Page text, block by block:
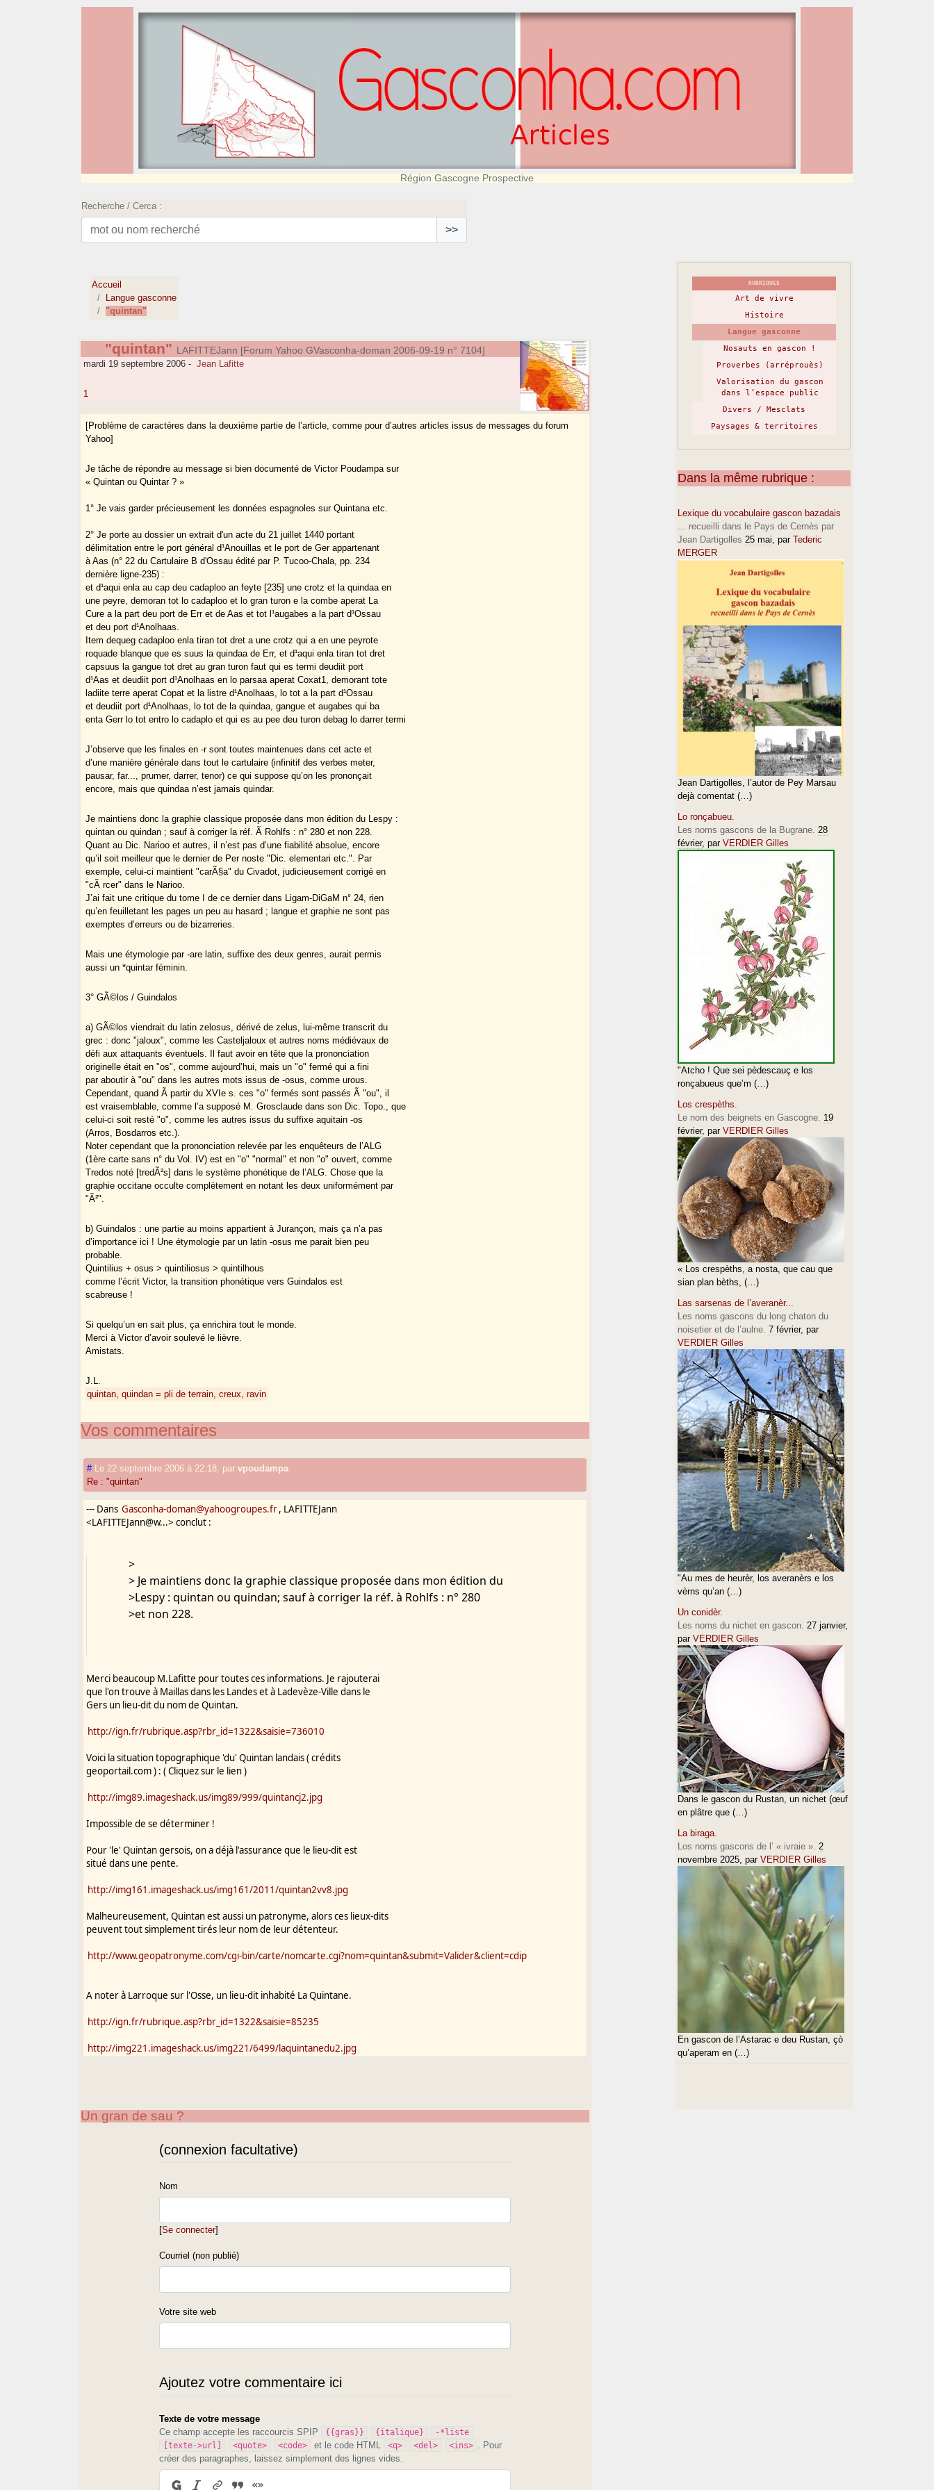
Région Gascogne Prospective
Recherche / Cerca :
>>
Accueil
Langue gasconne
"quintan"
"quintan" LAFITTEJann [Forum Yahoo GVasconha-doman 2006-09-19 n° 7104]
mardi 19 septembre 2006 - Jean Lafitte
1
[Problème de caractères dans la deuxième partie de l’article, comme pour d’autres articles issus de messages du forum
Yahoo]
Je tâche de répondre au message si bien documenté de Victor Poudampa sur
« Quintan ou Quintar ? »
1° Je vais garder précieusement les données espagnoles sur Quintana etc.
2° Je porte au dossier un extrait d'un acte du 21 juillet 1440 portant
délimitation entre le port général d¹Anouillas et le port de Ger appartenant
à Aas (n° 22 du Cartulaire B d'Ossau édité par P. Tucoo-Chala, pp. 234
dernière ligne-235) :
et d¹aqui enla au cap deu cadaploo an feyte [235] une crotz et la quindaa en
une peyre, demoran tot lo cadaploo et lo gran turon e la combe aperat La
Cure a la part deu port de Err et de Aas et tot l¹augabes a la part d¹Ossau
et deu port d¹Anolhaas.
Item dequeg cadaploo enla tiran tot dret a une crotz qui a en une peyrote
roquade blanque que es suus la quindaa de Err, et d¹aqui enla tiran tot dret
capsuus la gangue tot dret au gran turon faut qui es termi deudiit port
d¹Aas et deudiit port d¹Anolhaas en lo parsaa aperat Coxat1, demorant tote
ladiite terre aperat Copat et la listre d¹Anolhaas, lo tot a la part d¹Ossau
et deudiit port d¹Anolhaas, lo tot de la quindaa, gangue et augabes qui ba
enta Gerr lo tot entro lo cadaplo et qui es au pee deu turon debag lo darrer termi
J’observe que les finales en -r sont toutes maintenues dans cet acte et
d’une manière générale dans tout le cartulaire (infinitif des verbes meter,
pausar, far..., prumer, darrer, tenor) ce qui suppose qu’on les prononçait
encore, mais que quindaa n’est jamais quindar.
Je maintiens donc la graphie classique proposée dans mon édition du Lespy :
quintan ou quindan ; sauf à corriger la réf. Ã Rohlfs : n° 280 et non 228.
Quant au Dic. Narioo et autres, il n’est pas d’une fiabilité absolue, encore
qu’il soit meilleur que le dernier de Per noste "Dic. elementari etc.". Par
exemple, celui-ci maintient "carÃ§a" du Civadot, judicieusement corrigé en
"cÃ rcer" dans le Narioo.
J’ai fait une critique du tome I de ce dernier dans Ligam-DiGaM n° 24, rien
qu’en feuilletant les pages un peu au hasard ; langue et graphie ne sont pas
exemptes d’erreurs ou de bizarreries.
Mais une étymologie par -are latin, suffixe des deux genres, aurait permis
aussi un *quintar féminin.
3° GÃ©los / Guindalos
a) GÃ©los viendrait du latin zelosus, dérivé de zelus, lui-même transcrit du
grec : donc "jaloux", comme les Casteljaloux et autres noms médiévaux de
défi aux attaquants éventuels. Il faut avoir en tête que la prononciation
originelle était en "os", comme aujourd’hui, mais un "o" fermé qui a fini
par aboutir à "ou" dans les autres mots issus de -osus, comme urous.
Cependant, quand Ã partir du XVIe s. ces "o" fermés sont passés Ã "ou", il
est vraisemblable, comme l’a supposé M. Grosclaude dans son Dic. Topo., que
celui-ci soit resté "o", comme les autres issus du suffixe aquitain -os
(Arros, Bosdarros etc.).
Noter cependant que la prononciation relevée par les enquêteurs de l’ALG
(1ère carte sans n° du Vol. IV) est en "o" "normal" et non "o" ouvert, comme
Tredos noté [tredÃ²s] dans le système phonétique de l’ALG. Chose que la
graphie occitane occulte complètement en notant les deux uniformément par
"Ã²".
b) Guindalos : une partie au moins appartient à Jurançon, mais ça n’a pas
d’importance ici ! Une étymologie par un latin -osus me parait bien peu
probable.
Quintilius + osus > quintiliosus > quintilhous
comme l’écrit Victor, la transition phonétique vers Guindalos est
scabreuse !
Si quelqu’un en sait plus, ça enrichira tout le monde.
Merci à Victor d’avoir soulevé le lièvre.
Amistats.
J.L.
quintan, quindan = pli de terrain, creux, ravin
Vos commentaires
# Le 22 septembre 2006 à 22:18 parvpoudampa
Re : "quintan"
--- Dans Gasconha-doman@yahoogroupes.fr, LAFITTEJann
<LAFITTEJann@w...> conclut :
>
> Je maintiens donc la graphie classique proposée dans mon édition du
>Lespy : quintan ou quindan; sauf à corriger la réf. à Rohlfs : n° 280
>et non 228.
Merci beaucoup M.Lafitte pour toutes ces informations. Je rajouterai
que l'on trouve à Maillas dans les Landes et à Ladevèze-Ville dans le
Gers un lieu-dit du nom de Quintan.
http://ign.fr/rubrique.asp?rbr_id=1322&saisie=736010
Voici la situation topographique 'du' Quintan landais ( crédits
geoportail.com ) : ( Cliquez sur le lien )
http://img89.imageshack.us/img89/999/quintancj2.jpg
Impossible de se déterminer !
Pour 'le' Quintan gersois, on a déjà l'assurance que le lieu-dit est
situé dans une pente.
http://img161.imageshack.us/img161/2011/quintan2vv8.jpg
Malheureusement, Quintan est aussi un patronyme, alors ces lieux-dits
peuvent tout simplement tirés leur nom de leur détenteur.
http://www.geopatronyme.com/cgi-bin/carte/nomcarte.cgi?nom=quintan&submit=Valider&client=cdip
A noter à Larroque sur l'Osse, un lieu-dit inhabité La Quintane.
http://ign.fr/rubrique.asp?rbr_id=1322&saisie=85235
http://img221.imageshack.us/img221/6499/laquintanedu2.jpg
Quintane. A vérifier sur le terrain en supposant que Quintan de
Ladevèze est un toponyme descriptif.
Quintan dans les Landes semble masculin du fait du lieu-dit adjacent
domaine de Quintius aurait donné Quinsan. Quintus alors ? Je ne sais
pas si c'est moi mais sur cette vue du ciel du Quintan et du petit
http://img80.imageshack.us/img80/925/quintan3uj6.jpg
Un gran de sau ?
(connexion facultative)
Nom
[Se connecter]
Courriel (non publié)
Votre site web
Ajoutez votre commentaire ici
Texte de votre message
Ce champ accepte les raccourcis SPIP
{{gras}} {italique}
-*liste
[texte->url]
<quote> <code> et le code HTML <q> <del> <ins>
. Pour
créer des paragraphes, laissez simplement des lignes vides.
RUBRIQUES
Art de vivre
Histoire
Langue gasconne
Nosauts en gascon !
Proverbes (arréprouès)
Valorisation du gascon
dans l’espace public
Divers / Mesclats
Paysages & territoires
Dans la même rubrique :
Lexique du vocabulaire gascon bazadais
... recueilli dans le Pays de Cernès par
Jean Dartigolles 25 mai, par Tederic
MERGER
Jean Dartigolles, l’autor de Pey Marsau
dejà comentat (…)
Lo ronçabueu.
Les noms gascons de la Bugrane. 28
février, par VERDIER Gilles
"Atcho ! Que sei pèdescauç e los
ronçabueus que’m (…)
Los crespèths.
Le nom des beignets en Gascogne. 19
février, par VERDIER Gilles
« Los crespèths, a nosta, que cau que
sian plan bèths, (…)
Las sarsenas de l’averanèr...
Les noms gascons du long chaton du
noisetier et de l’aulne. 7 février, par
VERDIER Gilles
"Au mes de heurèr, los averanèrs e los
vèrns qu’an (…)
Un conidèr.
Les noms du nichet en gascon. 27 janvier,
par VERDIER Gilles
Dans le gascon du Rustan, un nichet (œuf
en plâtre que (…)
La biraga.
Los noms gascons de l’ « ivraie ». 2
novembre 2025, par VERDIER Gilles
En gascon de l’Astarac e deu Rustan, çò
qu’aperam en (…)